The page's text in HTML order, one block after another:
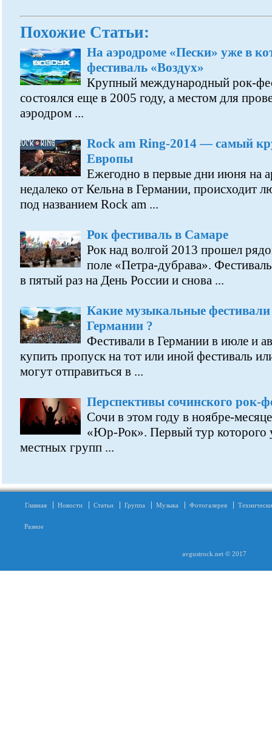
Похожие Статьи:
На аэродроме «Пески» уже в
фестиваль «Воздух»
Крупный международный рок-
состоялся еще в 2005 году, а местом для
аэродром ...
Rock am Ring-2014 — самый
Европы
Ежегодно в первые дни июня на
недалеко от Кельна в Германии, происходит
под названием Rock am ...
Рок фестиваль в Самаре
Рок над волгой 2013 прошел
поле «Петра-дубрава».
в пятый раз на День России и снова ...
Какие музыкальные фестивали
Германии ?
Фестивали в Германии в июле и
купить пропуск на тот или иной фестиваль
могут отправиться в ...
Перспективы сочинского рок-
Сочи в этом году в ноябре-
«Юр-Рок». Первый тур которого
местных групп ...
Главная Новости Статьи Группа Музыка Фотогалерея
Разное
avgustrock.net © 2017